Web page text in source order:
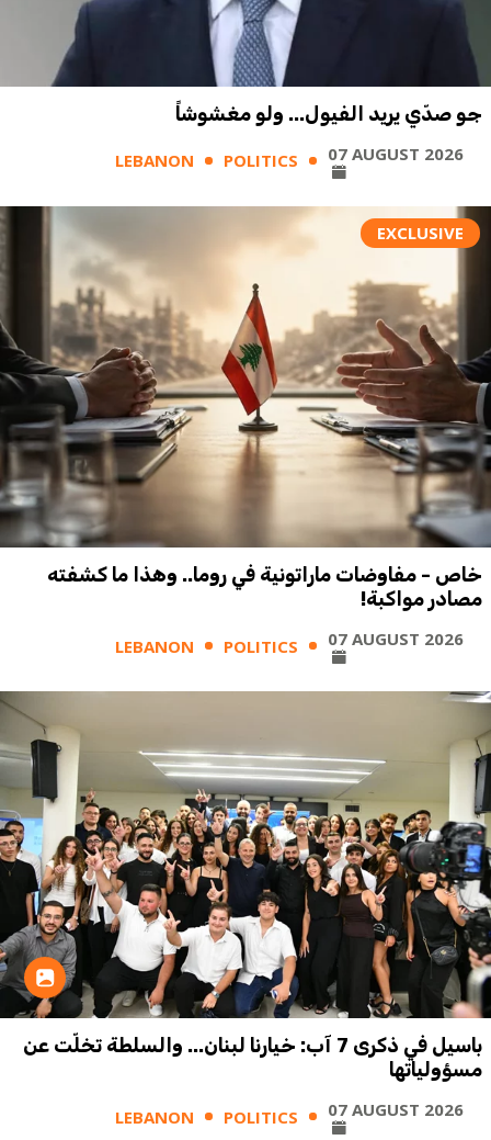
جو صدّي يريد الفيول... ولو مغشوشاً
LEBANON POLITICS 07 AUGUST 2026
EXCLUSIVE
خاص - مفاوضات ماراتونية في روما.. وهذا ما كشفته
مصادر مواكبة!
LEBANON POLITICS 07 AUGUST 2026
باسيل في ذكرى 7 آب: خيارنا لبنان... والسلطة تخلّت عن
مسؤولياتها
LEBANON POLITICS 07 AUGUST 2026